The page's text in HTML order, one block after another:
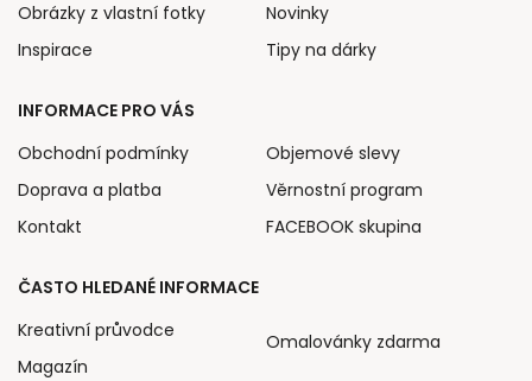
Obrázky z vlastní fotky
Inspirace
Novinky
Tipy na dárky
INFORMACE PRO VÁS
Obchodní podmínky
Doprava a platba
Kontakt
Objemové slevy
Věrnostní program
FACEBOOK skupina
ČASTO HLEDANÉ INFORMACE
Kreativní průvodce
Magazín
Omalovánky zdarma